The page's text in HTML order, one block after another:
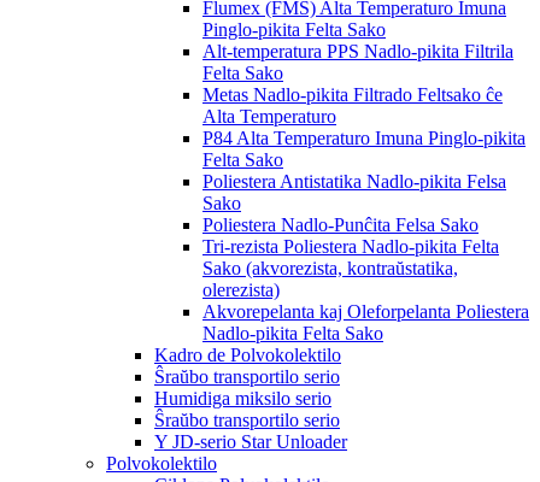
Flumex (FMS) Alta Temperaturo Imuna
Pinglo-pikita Felta Sako
Alt-temperatura PPS Nadlo-pikita Filtrila
Felta Sako
Metas Nadlo-pikita Filtrado Feltsako ĉe
Alta Temperaturo
P84 Alta Temperaturo Imuna Pinglo-pikita
Felta Sako
Poliestera Antistatika Nadlo-pikita Felsa
Sako
Poliestera Nadlo-Punĉita Felsa Sako
Tri-rezista Poliestera Nadlo-pikita Felta
Sako (akvorezista, kontraŭstatika,
olerezista)
Akvorepelanta kaj Oleforpelanta Poliestera
Nadlo-pikita Felta Sako
Kadro de Polvokolektilo
Ŝraŭbo transportilo serio
Humidiga miksilo serio
Ŝraŭbo transportilo serio
Y JD-serio Star Unloader
Polvokolektilo